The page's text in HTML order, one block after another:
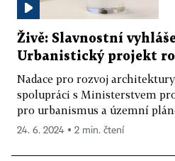
Živě: Slavnostní
Urbanistický projekt
Nadace pro rozvoj
spolupráci s Ministerstvem
pro urbanismus a územní
24. 6. 2024 ▪ 2 min. čtení